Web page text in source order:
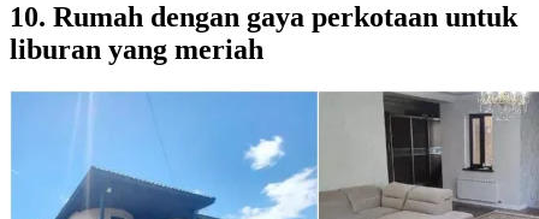
10. Rumah dengan gaya perkotaan untuk
liburan yang meriah